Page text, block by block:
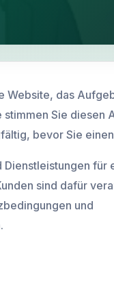
Website, das
Sie diesen
bevor Sie
für
sind dafür
und